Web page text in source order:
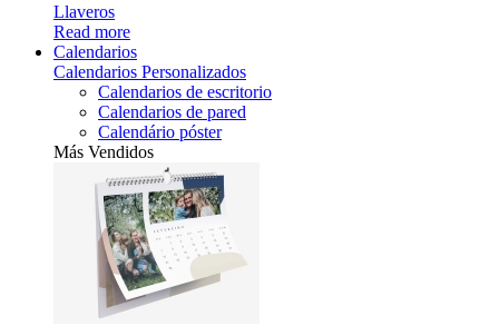
Llaveros
Read more
Calendarios
Calendarios Personalizados
Calendarios de escritorio
Calendarios de pared
Calendário póster
Más Vendidos